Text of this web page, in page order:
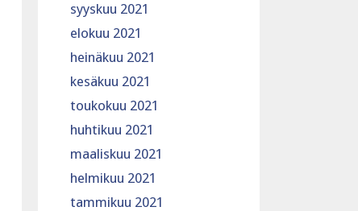
syyskuu 2021
elokuu 2021
heinäkuu 2021
kesäkuu 2021
toukokuu 2021
huhtikuu 2021
maaliskuu 2021
helmikuu 2021
tammikuu 2021